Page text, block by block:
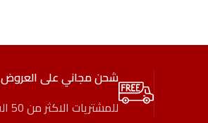
شحن مجاني على العروض
للمشتريات الاكثر من 50 الف جنيه